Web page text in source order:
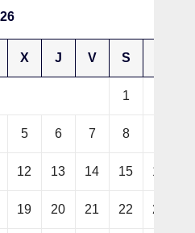
X J V S
1
5 6 7 8
12 13 14 15 16
19 20 21 22 23